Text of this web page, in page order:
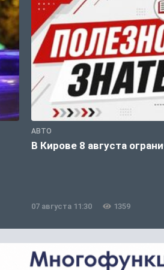
АВТО
В Кирове 8 августа
07 августа 11:30 1359